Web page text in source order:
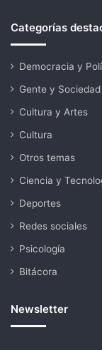
Categorías
Democracia y
Gente y Sociedad
Cultura y Artes
Cultura
Otros temas
Ciencia y
Deportes
Redes sociales
Psicología
Bitácora
Newsletter